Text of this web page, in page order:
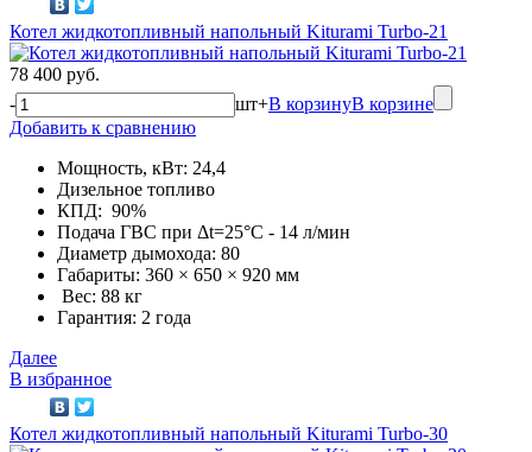
Котел жидкотопливный напольный Kiturami Turbo-21
78 400 руб.
-
шт+В корзинуВ корзине
Добавить к сравнению
Мощность, кВт: 24,4
Дизельное топливо
КПД: 90%
Подача ГВС при Δt=25°С - 14 л/мин
Диаметр дымохода: 80
Габариты: 360 × 650 × 920 мм
Вес: 88 кг
Гарантия: 2 года
Далее
В избранное
Котел жидкотопливный напольный Kiturami Turbo-30